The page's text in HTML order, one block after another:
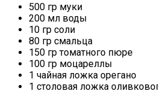
500 гр муки
200 мл воды
10 гр соли
80 гр смальца
150 гр томатного пюре
100 гр моцареллы
1 чайная ложка орегано
1 столовая ложка